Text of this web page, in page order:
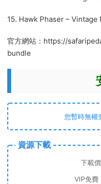
15. Hawk Phaser –
官方網站：https://
bundle
您暫時無權
資源下載
下載
VIP免費